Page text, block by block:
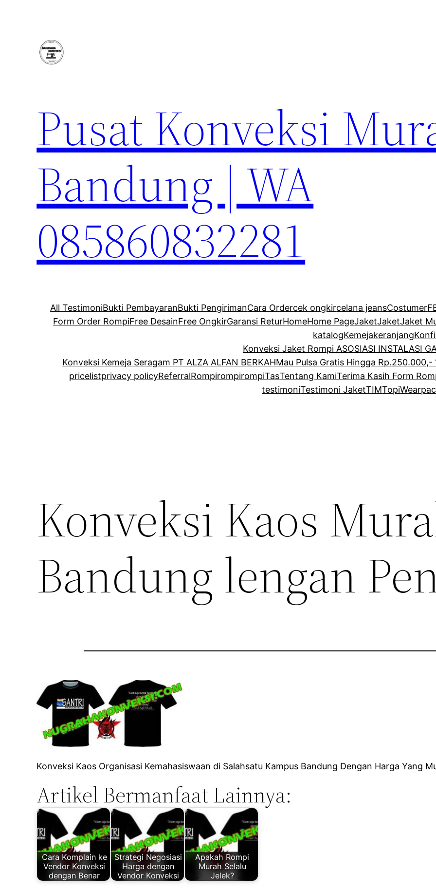
Pusat Konveksi
Bandung | WA
085860832281
All TestimoniBukti PembayaranBukti PengirimanCara Ordercek ongkircelana jeansCostumer
Form Order RompiFree DesainFree OngkirGaransi ReturHomeHome PageJaketJaketJaket
katalogKemejakeranjang
Konveksi Jaket Rompi ASOSIASI INSTALASI
Konveksi Kemeja Seragam PT ALZA ALFAN BERKAHMau Pulsa Gratis Hingga Rp.250.000,-
pricelistprivacy policyReferralRompirompirompiTasTentang KamiTerima Kasih Form
testimoniTestimoni JaketTIMTopi
Konveksi Kaos
Bandung lengan
Konveksi Kaos Organisasi Kemahasiswaan di Salahsatu Kampus Bandung Dengan Harga Yang
Artikel Bermanfaat Lainnya:
Cara Komplain ke
Vendor Konveksi
dengan Benar
Strategi Negosiasi
Harga dengan
Vendor Konveksi
Apakah Rompi
Murah Selalu
Jelek?